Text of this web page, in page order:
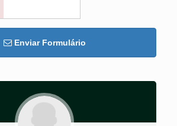
Enviar Formulário